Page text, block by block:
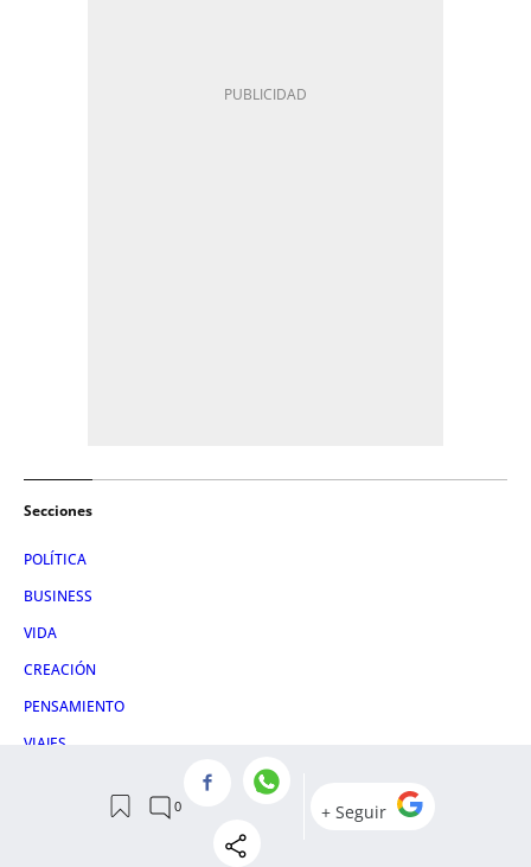
Secciones
POLÍTICA
BUSINESS
VIDA
CREACIÓN
PENSAMIENTO
VIAJES
GASTRONOMÍA